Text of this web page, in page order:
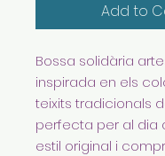
Add to
Bossa solidària
inspirada en els
teixits tradicionals
perfecta per al dia
estil original i